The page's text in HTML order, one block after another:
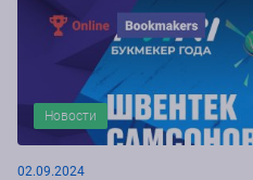
Новости
02.09.2024